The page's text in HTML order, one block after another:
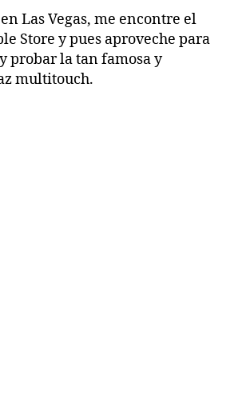
Las Vegas, me encontre el
Store y pues aproveche para
probar la tan famosa y
multitouch.